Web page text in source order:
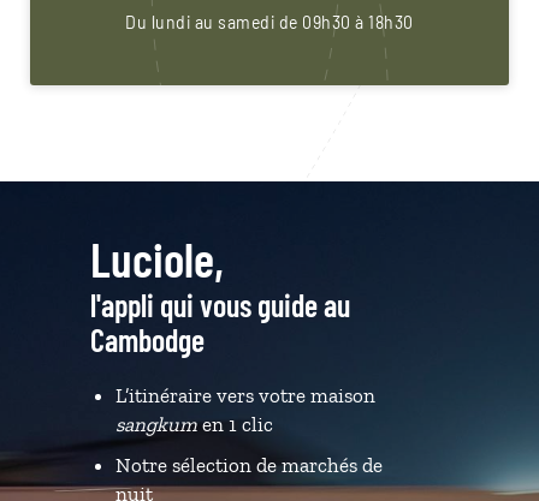
Du lundi au samedi de 09h30 à 18h30
Luciole,
l'appli qui vous guide au
Cambodge
L’itinéraire vers votre maison
sangkumen 1 clic
Notre sélection de marchés de
nuit